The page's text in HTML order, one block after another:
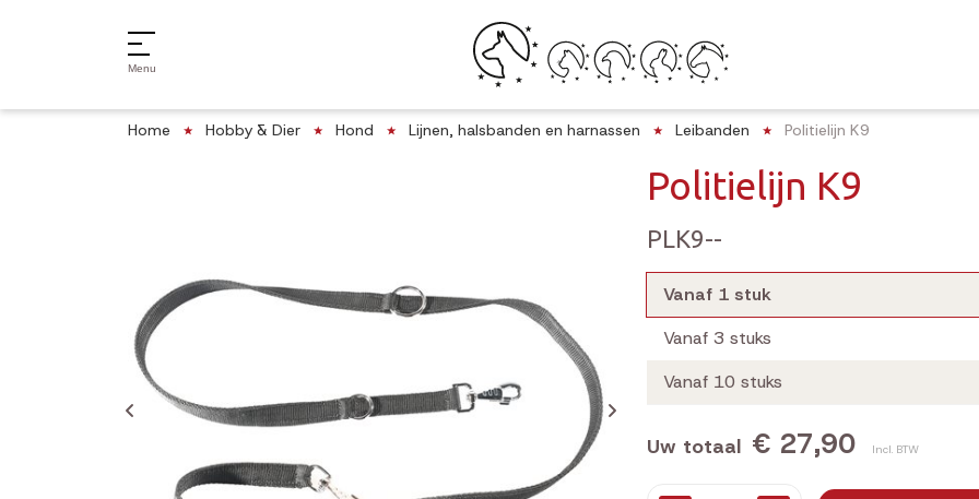
Menu
Home Hobby & Dier Hond Lijnen, halsbanden en harnassen Leibanden Politielijn K9
Politielijn K9
PLK9--
Vanaf 1 stuk
Vanaf 3 stuks
Vanaf 10 stuks
Uw totaal € 27,90 Incl. BTW